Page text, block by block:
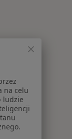
pobliżu
na celu
ludzie